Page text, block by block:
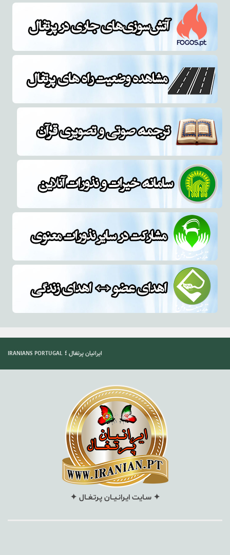
ایرانیان پرتغال ؛ IRANIANS PORTUGAL
✦ سـایت ایـرانـیــان پـرتـغــال ✦